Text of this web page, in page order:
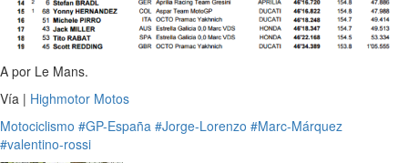
A por Le Mans.
Vía | Highmotor Motos
Motociclismo #GP-España #Jorge-Lorenzo #Marc-Márquez
#valentino-rossi